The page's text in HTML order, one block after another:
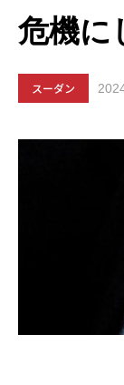
危機に
スーダン